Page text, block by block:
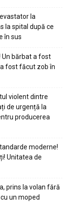
la
la spital după ce
în sus
Un bărbat a fost
fost făcut zob în
violent dintre
de urgență la
producerea
moderne!
Unitatea de
prins la volan fără
un moped